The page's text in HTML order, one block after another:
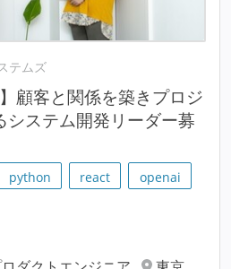
テムズ
顧客と関係を築きプロジ
システム開発リーダー募
python react
openai